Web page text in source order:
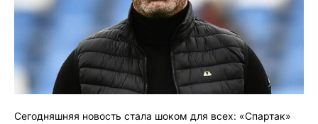
Сегодняшняя новость стала шоком для всех: «Спартак»